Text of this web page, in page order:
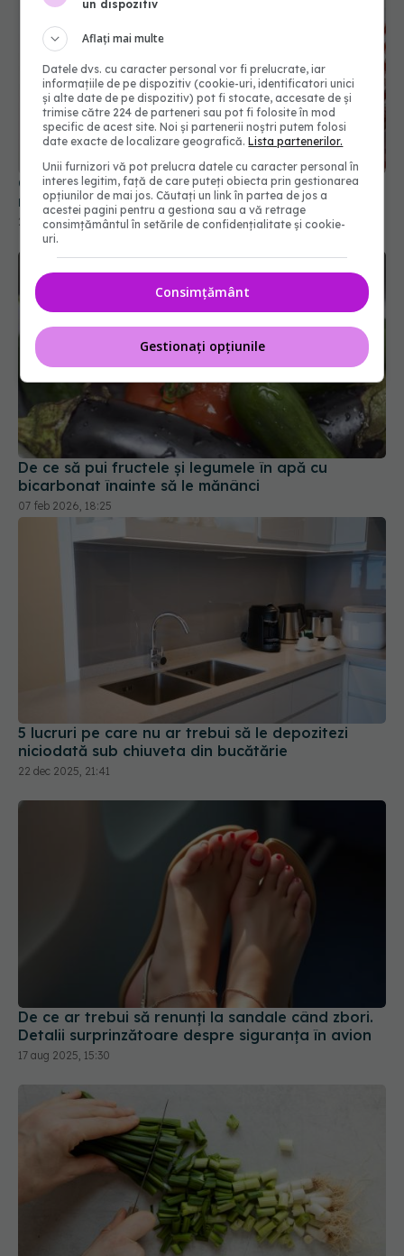
Ce alimente trebuie să pui pe ușa frigiderului. NU,
nici ouă, nici lapte
29 dec 2025, 11:48
De ce să pui fructele și legumele în apă cu
bicarbonat înainte să le mănânci
07 feb 2026, 18:25
5 lucruri pe care nu ar trebui să le depozitezi
niciodată sub chiuveta din bucătărie
22 dec 2025, 21:41
De ce ar trebui să renunți la sandale când zbori.
Detalii surprinzătoare despre siguranța în avion
17 aug 2025, 15:30
un dispozitiv
Aflați mai multe
Datele dvs. cu caracter personal vor fi prelucrate, iar
informațiile de pe dispozitiv (cookie-uri, identificatori unici
și alte date de pe dispozitiv) pot fi stocate, accesate de și
trimise către 224 de parteneri sau pot fi folosite în mod
specific de acest site. Noi și partenerii noștri putem folosi
date exacte de localizare geografică.Lista partenerilor.
Unii furnizori vă pot prelucra datele cu caracter personal în
interes legitim, față de care puteți obiecta prin gestionarea
opțiunilor de mai jos. Căutați un link în partea de jos a
acestei pagini pentru a gestiona sau a vă retrage
consimțământul în setările de confidențialitate și cookie-
uri.
Consimțământ
Gestionați opțiunile